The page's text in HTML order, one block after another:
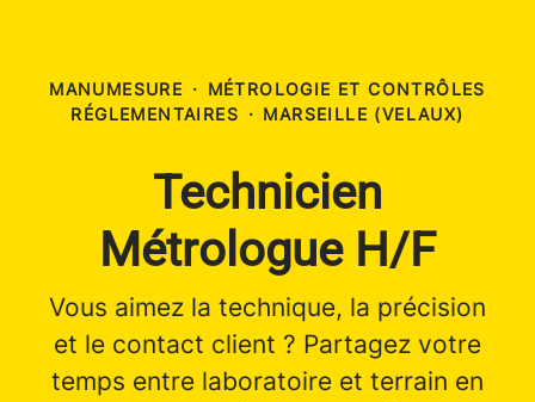
MANUMESURE · MÉTROLOGIE ET CONTRÔLES
RÉGLEMENTAIRES · MARSEILLE (VELAUX)
Technicien
Métrologue H/F
Vous aimez la technique, la précision
et le contact client ? Partagez votre
temps entre laboratoire et terrain en